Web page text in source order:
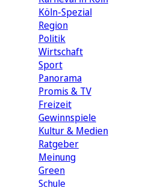
Köln-Spezial
Region
Politik
Wirtschaft
Sport
Panorama
Promis & TV
Freizeit
Gewinnspiele
Kultur & Medien
Ratgeber
Meinung
Green
Schule